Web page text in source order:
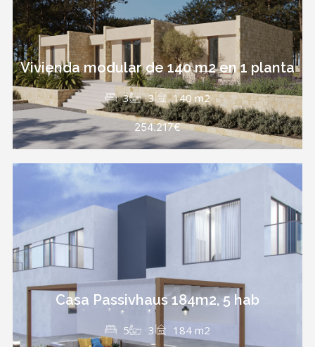
Vivienda modular de 140 m2 en 1 planta
3 3 140 m2
254.217€
Casa Passivhaus 184m2, 5 hab
5 3 184 m2